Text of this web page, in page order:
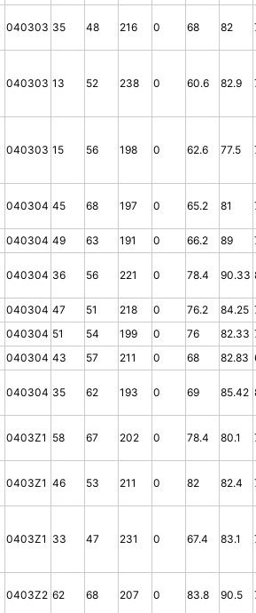
040303 35 48 216 0 68 82
040303 13 52 238 0 60.6 82.9
040303 15 56 198 0 62.6 77.5
040304 45 68 197 0 65.2 81
040304 49 63 191 0 66.2 89
040304 36 56 221 0 78.4 90.33
040304 47 51 218 0 76.2 84.25
040304 51 54 199 0 76 82.33
040304 43 57 211 0 68 82.83
040304 35 62 193 0 69 85.42
0403Z1 58 67 202 0 78.4 80.1
0403Z1 46 53 211 0 82 82.4
0403Z1 33 47 231 0 67.4 83.1
0403Z2 62 68 207 0 83.8 90.5